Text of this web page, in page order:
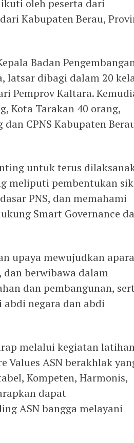
oleh peserta dari
Kabupaten Berau,
Badan
latsar dibagi dalam 20
Pemprov Kaltara.
Kota Tarakan 40 orang,
CPNS Kabupaten
untuk terus
meliputi pembentukan
PNS, dan memahami
Smart Governance
upaya mewujudkan
berwibawa dalam
dan pembangunan,
abdi negara dan abdi
melalui kegiatan
Values ASN berakhlak
Kompeten, Harmonis,
dapat
ASN bangga melayani